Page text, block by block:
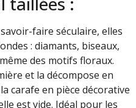
faire séculaire, elles
: diamants, biseaux,
des motifs floraux.
et la décompose en
carafe en pièce décorative
est vide. Idéal pour les